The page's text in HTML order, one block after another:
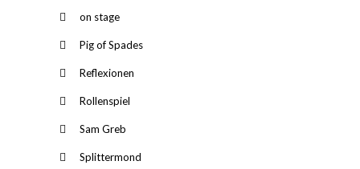
on stage
Pig of Spades
Reflexionen
Rollenspiel
Sam Greb
Splittermond